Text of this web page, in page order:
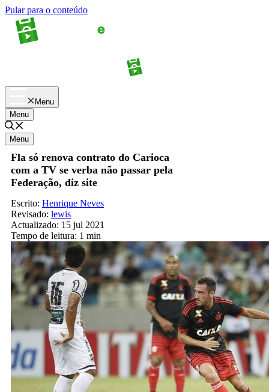
Pular para o conteúdo
Menu
Menu
Menu
Fla só renova contrato do Carioca
com a TV se verba não passar pela
Federação, diz site
Escrito: Henrique Neves
Revisado: lewis
Actualizado: 15 jul 2021
Tempo de leitura: 1 min